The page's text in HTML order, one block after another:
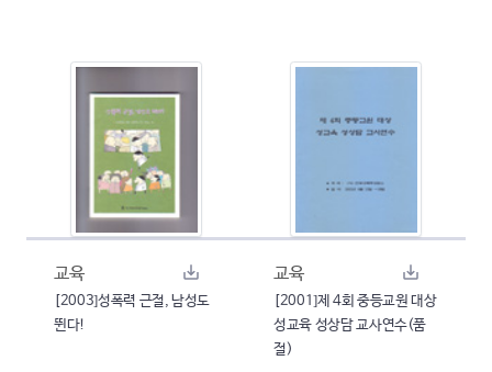
교육
[2003]성폭력 근절, 남성도
뛴다!
교육
[2001]제 4회 중등교원 대상
성교육 성상담 교사연수(품
절)